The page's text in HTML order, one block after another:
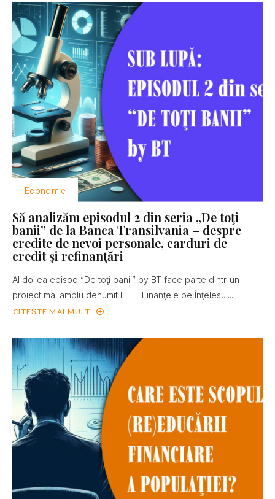
Economie
Să analizăm episodul 2 din seria „De toţi
banii” de la Banca Transilvania – despre
credite de nevoi personale, carduri de
credit şi refinanţări
Al doilea episod “De toţi banii” by BT face parte dintr-un
proiect mai amplu denumit FIT – Finanţele pe Înţelesul...
CITEȘTE MAI MULT